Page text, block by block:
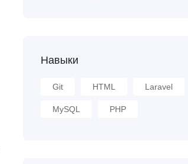
Навыки
Git HTML Laravel
MySQL PHP